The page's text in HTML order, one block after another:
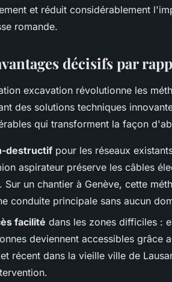
et réduit considérablement
romande.
décisifs par
excavation révolutionne les
des solutions techniques
qui transforment la façon
destructif pour les réseaux
aspirateur préserve les câbles
Sur un chantier à Genève, cette
conduite principale sans aucun
facilité dans les zones difficiles :
deviennent accessibles grâce
récent dans la vieille ville de